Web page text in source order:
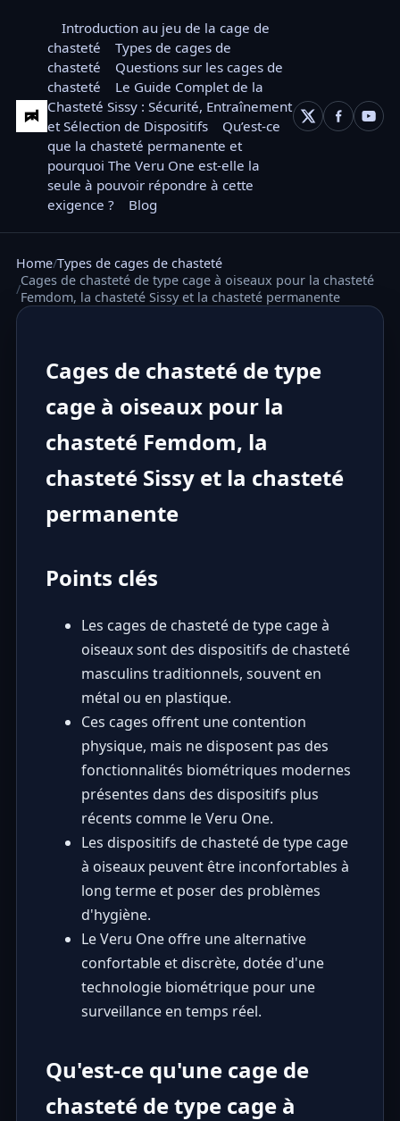
Introduction au jeu de la cage de
chasteté
Types de cages de
chasteté
Questions sur les cages de
chasteté
Le Guide Complet de la
Chasteté Sissy : Sécurité, Entraînement
et Sélection de Dispositifs
Qu’est-ce
que la chasteté permanente et
pourquoi The Veru One est-elle la
seule à pouvoir répondre à cette
exigence ?
Blog
Home Types de cages de chasteté
Cages de chasteté de type cage à oiseaux pour la chasteté
Femdom, la chasteté Sissy et la chasteté permanente
Cages de chasteté de type
cage à oiseaux pour la
chasteté Femdom, la
chasteté Sissy et la chasteté
permanente
Points clés
Les cages de chasteté de type cage à
oiseaux sont des dispositifs de chasteté
masculins traditionnels, souvent en
métal ou en plastique.
Ces cages offrent une contention
physique, mais ne disposent pas des
fonctionnalités biométriques modernes
présentes dans des dispositifs plus
récents comme le Veru One.
Les dispositifs de chasteté de type cage
à oiseaux peuvent être inconfortables à
long terme et poser des problèmes
d'hygiène.
Le Veru One offre une alternative
confortable et discrète, dotée d'une
technologie biométrique pour une
surveillance en temps réel.
Qu'est-ce qu'une cage de
chasteté de type cage à